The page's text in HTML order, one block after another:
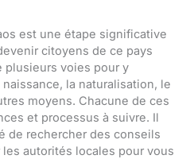
est une étape significative
citoyens de ce pays
plusieurs voies pour y
la naturalisation, le
moyens. Chacune de ces
et processus à suivre. Il
de rechercher des conseils
autorités locales pour vous